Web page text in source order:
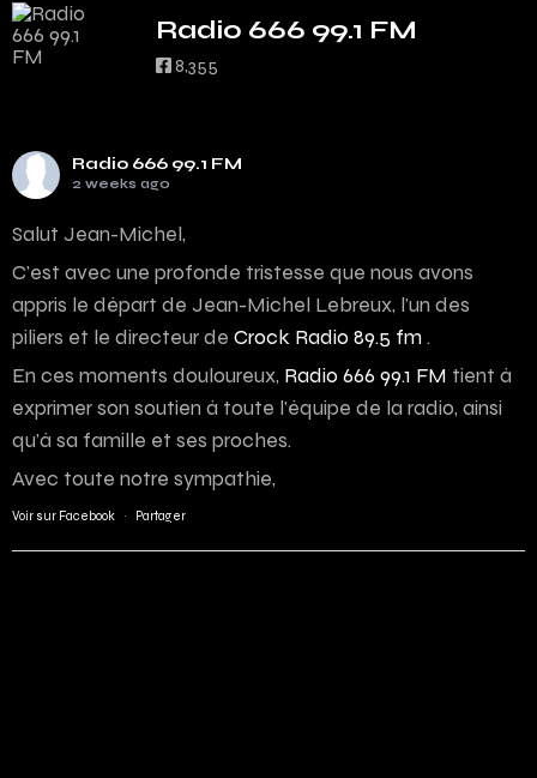
Radio 666 99.1 FM
8,355
Radio 666 99.1 FM
2 weeks ago
Salut Jean-Michel,
C’est avec une profonde tristesse que nous avons
appris le départ de Jean-Michel Lebreux, l’un des
piliers et le directeur de Crock Radio 89.5 fm.
En ces moments douloureux, Radio 666 99.1 FM tient à
exprimer son soutien à toute l’équipe de la radio, ainsi
qu’à sa famille et ses proches.
Avec toute notre sympathie,
Voir sur Facebook · Partager